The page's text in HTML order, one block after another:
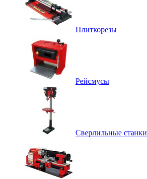
Плиткорезы
Рейсмусы
Сверлильные станки